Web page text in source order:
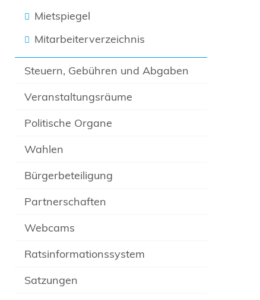
Mietspiegel
Mitarbeiterverzeichnis
Steuern, Gebühren und Abgaben
Veranstaltungsräume
Politische Organe
Wahlen
Bürgerbeteiligung
Partnerschaften
Webcams
Ratsinformationssystem
Satzungen